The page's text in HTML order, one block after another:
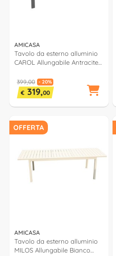
AMICASA
Tavolo da esterno alluminio
CAROL Allungabile Antracite
399,00 - 20%
€ 319,00
OFFERTA
AMICASA
Tavolo da esterno alluminio
MILOS Allungabile Bianco